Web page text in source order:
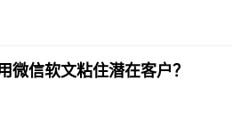
微信软文粘住潜在客户？